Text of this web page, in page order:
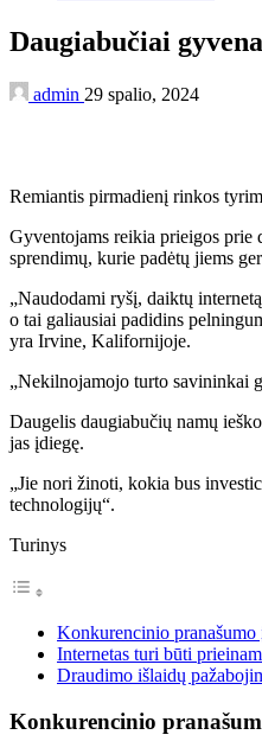
Daugiabučiai
admin 29 spalio, 2024
Remiantis pirmadienį rinkos
Gyventojams reikia prieigos prie
sprendimų, kurie padėtų jiems
„Naudodami ryšį, daiktų
o tai galiausiai padidins
yra Irvine, Kalifornijoje.
„Nekilnojamojo turto savininkai
Daugelis daugiabučių namų
jas įdiegę.
„Jie nori žinoti, kokia bus
technologijų“.
Turinys
Konkurencinio pranašumo
Internetas turi būti
Draudimo išlaidų
Konkurencinio